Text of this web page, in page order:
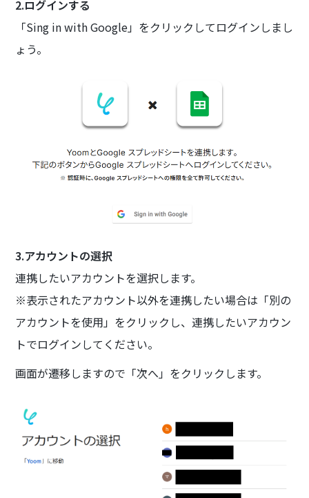
2.ログインする
「Sing in with Google」をクリックしてログインしまし
ょう。
3.アカウントの選択
連携したいアカウントを選択します。
※表示されたアカウント以外を連携したい場合は「別の
アカウントを使用」をクリックし、連携したいアカウン
トでログインしてください。
画面が遷移しますので「次へ」をクリックします。